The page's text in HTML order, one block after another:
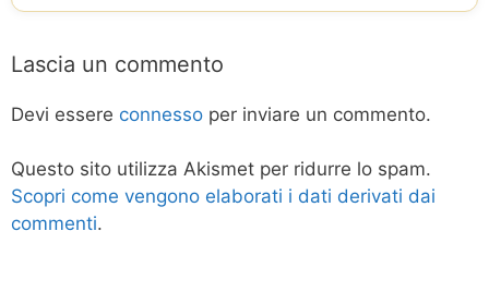
Lascia un commento
Devi essere connesso per inviare un commento.
Questo sito utilizza Akismet per ridurre lo spam.
Scopri come vengono elaborati i dati derivati dai
commenti.